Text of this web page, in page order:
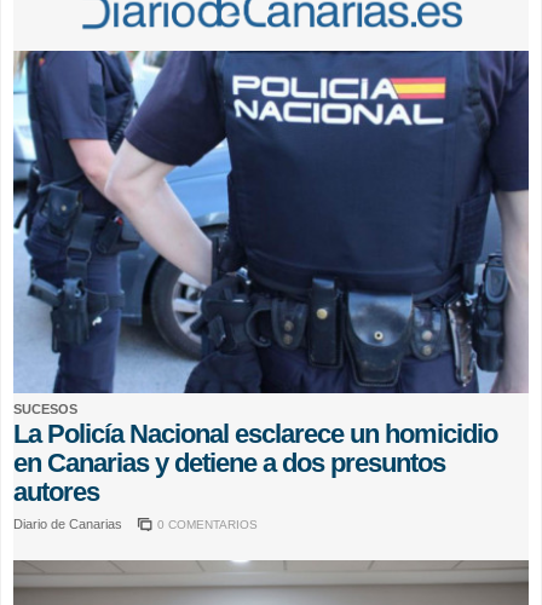
SUCESOS
La Policía Nacional esclarece un homicidio
en Canarias y detiene a dos presuntos
autores
Diario de Canarias 0 COMENTARIOS